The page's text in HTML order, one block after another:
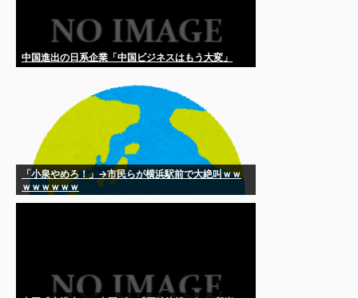
中国進出の日系企業「中国ビジネスはもう大変」
「小泉やめろ！」→市民らが横浜駅前で大絶叫ｗｗ
ｗｗｗｗｗｗ